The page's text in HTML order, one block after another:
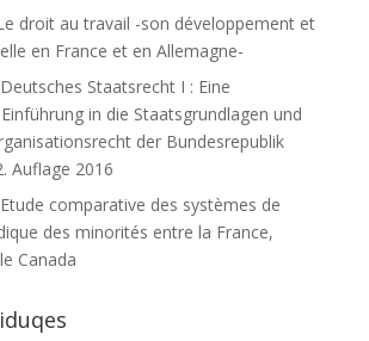
Le droit au travail -son développement et
en France et en Allemagne-
Deutsches Staatsrecht I : Eine
in die Staatsgrundlagen und
der Bundesrepublik
Auflage 2016
Etude comparative des systèmes de
des minorités entre la France,
Canada